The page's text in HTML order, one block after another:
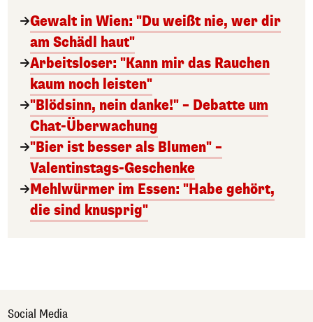
Gewalt in Wien: "Du weißt nie, wer dir
am Schädl haut"
Arbeitsloser: "Kann mir das Rauchen
kaum noch leisten"
"Blödsinn, nein danke!" – Debatte um
Chat-Überwachung
"Bier ist besser als Blumen" –
Valentinstags-Geschenke
Mehlwürmer im Essen: "Habe gehört,
die sind knusprig"
Social Media